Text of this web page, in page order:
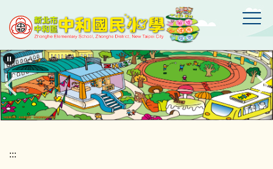
到
主
要
內
容
區
新
北
市
中
和
區
國
:::